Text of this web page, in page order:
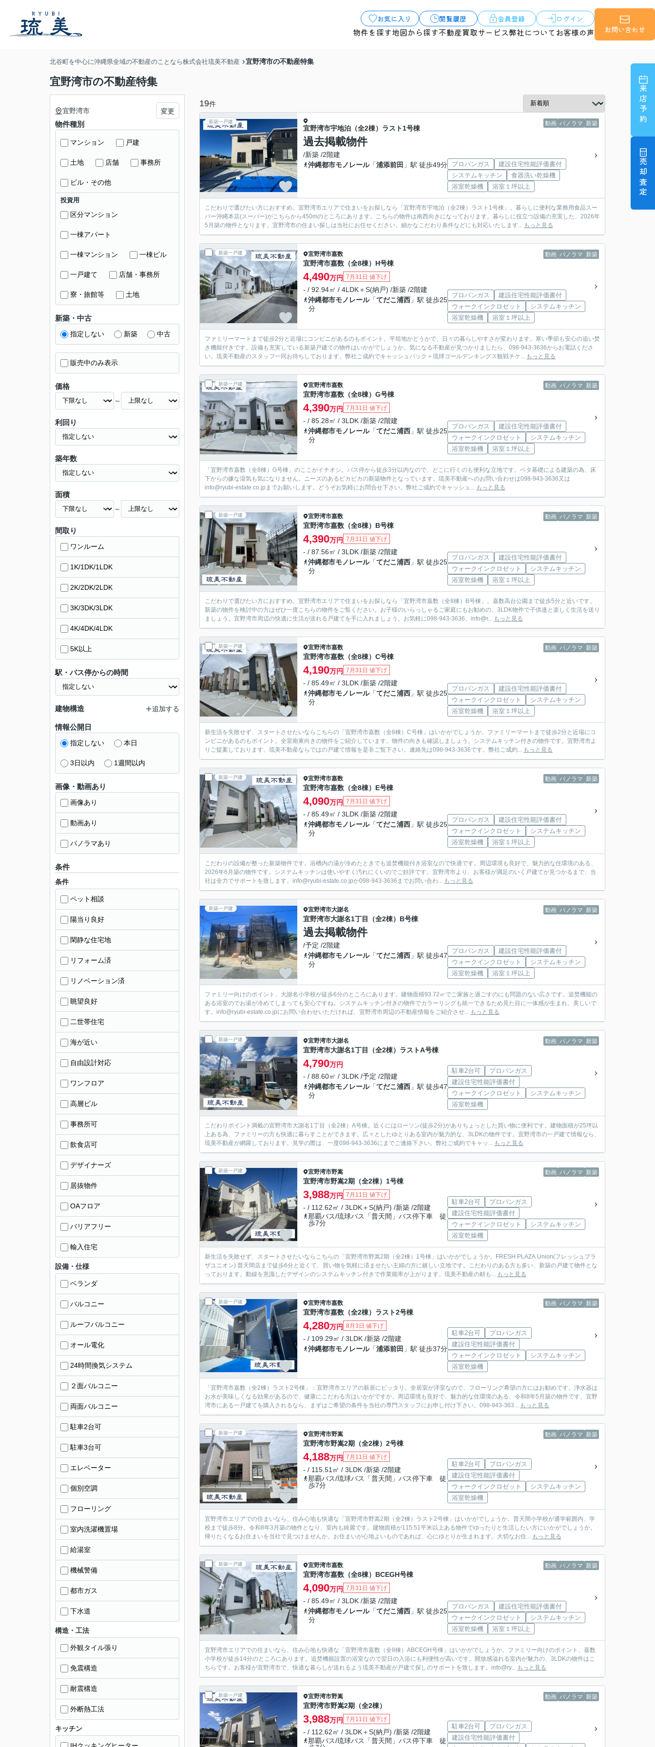
お気に入り 閲覧履歴 会員登録 ログイン
物件を探す地図から探す不動産買取サービス弊社について お客様の声 お問い合わせ
来店予約
売却査定
北谷町を中心に沖縄県全域の不動産のことなら株式会社琉美不動産 宜野湾市の不動産特集
宜野湾市の不動産特集
19件
新築一戸建 動画 パノラマ 新築
宜野湾市宇地泊（全2棟）ラスト1号棟
過去掲載物件
/新築 /2階建
沖縄都市モノレール「浦添前田 」駅 徒歩49分 プロパンガス
建設住宅性能評価書付
システムキッチン
食器洗い乾燥機
浴室乾燥機
浴室１坪以上
こだわりで選びたい方におすすめ。宜野湾市エリアで住まいをお探しなら「宜野湾市宇地泊（全2棟）ラスト1号棟」。暮らしに便利な業務用食品スー
パー沖縄本店(スーパー)がこちらから450mのところにあります。こちらの物件は南西向きになっております。暮らしに役立つ設備の充実した、2026年
5月築の物件となります。宜野湾市の住まい探しは当社にお任せください。細かなこだわり条件などにも対応いたします... もっと見る
新築一戸建 動画 パノラマ 新築
宜野湾市嘉数
宜野湾市嘉数（全8棟）H号棟
4,490万円 7月31日 値下げ
- / 92.94㎡ / 4LDK＋S(納戸) /新築 /2階建
沖縄都市モノレール「てだこ浦西 」駅 徒歩25
分
プロパンガス
建設住宅性能評価書付
ウォークインクロゼット
システムキッチン
浴室乾燥機
浴室１坪以上
ファミリーマートまで徒歩2分と近場にコンビニがあるのもポイント。平坦地かどうかで、日々の暮らしやすさが変わります。寒い季節も安心の追い焚
き機能付きです。設備も充実している新築戸建ての物件はいかがでしょうか。気になる不動産が見つかりましたら、098-943-3636からお電話くださ
い。琉美不動産のスタッフ一同お待ちしております。弊社ご成約でキャッシュバック＋琉球ゴールデンキングス観戦チケ... もっと見る
新築一戸建 動画 パノラマ 新築
宜野湾市嘉数
宜野湾市嘉数（全8棟）G号棟
4,390万円 7月31日 値下げ
- / 85.28㎡ / 3LDK /新築 /2階建
沖縄都市モノレール「てだこ浦西 」駅 徒歩25
分
プロパンガス
建設住宅性能評価書付
ウォークインクロゼット
システムキッチン
浴室乾燥機
浴室１坪以上
「宜野湾市嘉数（全8棟）G号棟」のここがイチオシ。バス停から徒歩3分以内なので、どこに行くのも便利な立地です。ベタ基礎による建築の為、床
下からの嫌な湿気も気になりません。ニーズのあるピカピカの新築物件となっています。琉美不動産へのお問い合わせは098-943-3636又は
info@ryubi-estate.co.jpまでお願いします。どうぞお気軽にお問合せ下さい。弊社ご成約でキャッシュ... もっと見る
新築一戸建 動画 パノラマ 新築
宜野湾市嘉数
宜野湾市嘉数（全8棟）B号棟
4,390万円 7月31日 値下げ
- / 87.56㎡ / 3LDK /新築 /2階建
沖縄都市モノレール「てだこ浦西 」駅 徒歩25
分
プロパンガス
建設住宅性能評価書付
ウォークインクロゼット
システムキッチン
浴室乾燥機
浴室１坪以上
こだわりで選びたい方におすすめ。宜野湾市エリアで住まいをお探しなら「宜野湾市嘉数（全8棟）B号棟」。嘉数高台公園まで徒歩5分と近いです。
新築の物件を検討中の方はぜひ一度こちらの物件をご覧ください。お子様のいらっしゃるご家庭にもお勧めの、3LDK物件で子供達と楽しく生活を送り
ましょう。宜野湾市周辺の快適に生活が送れる戸建てを手に入れましょう。お気軽に098-943-3636、info@r... もっと見る
新築一戸建 動画 パノラマ 新築
宜野湾市嘉数
宜野湾市嘉数（全8棟）C号棟
4,190万円 7月31日 値下げ
- / 85.49㎡ / 3LDK /新築 /2階建
沖縄都市モノレール「てだこ浦西 」駅 徒歩25
分
プロパンガス
建設住宅性能評価書付
ウォークインクロゼット
システムキッチン
浴室乾燥機
浴室１坪以上
新生活を失敗せず、スタートさせたいならこちらの「宜野湾市嘉数（全8棟）C号棟」はいかがでしょうか。ファミリーマートまで徒歩2分と近場にコ
ンビニがあるのもポイント。全室南東向きの物件をご紹介しています。物件の向きも確認しましょう。システムキッチン付きの物件です。宜野湾市よ
りご提案しております、琉美不動産ならではの戸建て情報を是非ご覧下さい。連絡先は098-943-3636です。弊社ご成約... もっと見る
新築一戸建 動画 パノラマ 新築
宜野湾市嘉数
宜野湾市嘉数（全8棟）E号棟
4,090万円 7月31日 値下げ
- / 85.49㎡ / 3LDK /新築 /2階建
沖縄都市モノレール「てだこ浦西 」駅 徒歩25
分
プロパンガス
建設住宅性能評価書付
ウォークインクロゼット
システムキッチン
浴室乾燥機
浴室１坪以上
こだわりの設備が整った新築物件です。浴槽内の湯が冷めたときでも追焚機能付き浴室なので快適です。周辺環境も良好で、魅力的な住環境のある、
2026年6月築の物件です。システムキッチンは使いやすく汚れにくいのでご好評です。宜野湾市より、お客様が満足のいく戸建てが見つかるまで、当
社は全力でサポートを致します。info@ryubi-estate.co.jpか098-943-3636までお問い合わ... もっと見る
新築一戸建 動画 パノラマ 新築
宜野湾市大謝名
宜野湾市大謝名1丁目（全2棟）B号棟
過去掲載物件
/予定 /2階建
沖縄都市モノレール「てだこ浦西 」駅 徒歩47
分
プロパンガス
建設住宅性能評価書付
ウォークインクロゼット
システムキッチン
浴室乾燥機
浴室１坪以上
ファミリー向けのポイント、大謝名小学校が徒歩6分のところにあります。建物面積93.72㎡でご家族と過ごすのにも問題のない広さです。追焚機能の
ある浴室のでお湯が冷めてしまっても安心ですね。システムキッチン付きの物件でカラーリングも統一できるため見た目に一体感が生まれ、美しいで
す。info@ryubi-estate.co.jpにお問い合わせいただければ、宜野湾市周辺の不動産情報をご紹介させ... もっと見る
新築一戸建 動画 パノラマ 新築
宜野湾市大謝名
宜野湾市大謝名1丁目（全2棟）ラストA号棟
4,790万円
- / 88.60㎡ / 3LDK /予定 /2階建
沖縄都市モノレール「てだこ浦西 」駅 徒歩47
分
駐車2台可
プロパンガス
建設住宅性能評価書付
ウォークインクロゼット
システムキッチン
浴室乾燥機
こだわりポイント満載の宜野湾市大謝名1丁目（全2棟）A号棟。近くにはローソン(徒歩2分)がありちょっとした買い物に便利です。建物面積が25坪以
上ある為、ファミリーの方も快適に暮らすことができます。広々としたゆとりある室内が魅力的な、3LDKの物件です。宜野湾市の一戸建て情報なら、
琉美不動産が網羅しております。見学の際は、一度098-943-3636にまでご連絡下さい。弊社ご成約でキャッ... もっと見る
新築一戸建 動画 パノラマ 新築
宜野湾市野嵩
宜野湾市野嵩2期（全2棟）1号棟
3,988万円 7月11日 値下げ
- / 112.62㎡ / 3LDK＋S(納戸) /新築 /2階建
那覇バス/琉球バス「普天間」バス停下車 徒
歩7分
駐車2台可
プロパンガス
建設住宅性能評価書付
ウォークインクロゼット
システムキッチン
浴室乾燥機
新生活を失敗せず、スタートさせたいならこちらの「宜野湾市野嵩2期（全2棟）1号棟」はいかがでしょうか。FRESH PLAZA Union(フレッシュプラ
ザユニオン) 普天間店まで徒歩6分と近くて、買い物を気軽に済ませたい主婦の方に嬉しい立地です。こだわりのある方も多い、新築の戸建て物件とな
っております。動線を意識したデザインのシステムキッチン付きで作業能率が上がります。琉美不動産の頼も... もっと見る
新築一戸建 動画 パノラマ 新築
宜野湾市嘉数
宜野湾市嘉数（全2棟）ラスト2号棟
4,280万円 8月3日 値下げ
- / 109.29㎡ / 3LDK /新築 /2階建
沖縄都市モノレール「浦添前田 」駅 徒歩37分
駐車2台可
プロパンガス
建設住宅性能評価書付
ウォークインクロゼット
システムキッチン
浴室乾燥機
「宜野湾市嘉数（全2棟）ラスト2号棟」：宜野湾市エリアの新居にピッタリ。全居室が洋室なので、フローリング希望の方にはお勧めです。浄水器は
お水が美味しくなる効果があるので、健康にこだわる方はいかがですか。周辺環境も良好で、魅力的な住環境のある、令和8年5月築の物件です。宜野
湾市にある一戸建てを購入されるなら、まずはご希望の条件を当社の専門スタッフにお申し付け下さい。098-943-363... もっと見る
新築一戸建 動画 パノラマ 新築
宜野湾市野嵩
宜野湾市野嵩2期（全2棟）2号棟
4,188万円 7月11日 値下げ
- / 115.51㎡ / 3LDK /新築 /2階建
那覇バス/琉球バス「普天間」バス停下車 徒
歩7分
駐車2台可
プロパンガス
建設住宅性能評価書付
ウォークインクロゼット
システムキッチン
浴室乾燥機
宜野湾市エリアでの住まいなら、住み心地も快適な「宜野湾市野嵩2期（全2棟）ラスト2号棟」はいかがでしょうか。普天間小学校が通学範囲内、学
校まで徒歩8分。令和8年3月築の物件となり、室内も綺麗です。建物面積が115.51平米以上ある物件でゆったりと生活したい方にいかがでしょうか。
帰りたくなるお住まいを当社で見つけませんか。お住まいが心地よいものであれば、心にゆとりが生まれます。大切なお住... もっと見る
新築一戸建 動画 パノラマ 新築
宜野湾市嘉数
宜野湾市嘉数（全8棟）BCEGH号棟
4,090万円 7月31日 値下げ
- / 85.49㎡ / 3LDK /新築 /2階建
沖縄都市モノレール「てだこ浦西 」駅 徒歩25
分
プロパンガス
建設住宅性能評価書付
ウォークインクロゼット
システムキッチン
浴室乾燥機
浴室１坪以上
宜野湾市エリアでの住まいなら、住み心地も快適な「宜野湾市嘉数（全8棟）ABCEGH号棟」はいかがでしょうか。ファミリー向けのポイント、嘉数
小学校が徒歩14分のところにあります。追焚機能設置の浴室なので翌日の入浴にも利便性が高いです。開放感溢れる室内が魅力の、3LDKの物件はこ
ちらです。お客様が宜野湾市で、快適な暮らしが送れるよう琉美不動産が戸建て探しのサポートを致します。info@ry... もっと見る
新築一戸建 動画 パノラマ 新築
宜野湾市野嵩
宜野湾市野嵩2期（全2棟）
3,988万円 7月11日 値下げ
- / 112.62㎡ / 3LDK＋S(納戸) /新築 /2階建
那覇バス/琉球バス「普天間」バス停下車 徒
駐車2台可
プロパンガス
建設住宅性能評価書付
宜野湾市 変更
物件種別
マンション 戸建
土地 店舗 事務所
ビル・その他
投資用
区分マンション
一棟アパート
一棟マンション 一棟ビル
一戸建て 店舗・事務所
寮・旅館等 土地
新築・中古
指定しない 新築 中古
販売中のみ表示
価格
～
利回り
築年数
面積
～
間取り
ワンルーム
1K/1DK/1LDK
2K/2DK/2LDK
3K/3DK/3LDK
4K/4DK/4LDK
5K以上
駅・バス停からの時間
建物構造 追加する
情報公開日
指定しない 本日
3日以内 1週間以内
画像・動画あり
画像あり
動画あり
パノラマあり
条件
条件
ペット相談
陽当り良好
閑静な住宅地
リフォーム済
リノベーション済
眺望良好
二世帯住宅
海が近い
自由設計対応
ワンフロア
高層ビル
事務所可
飲食店可
デザイナーズ
居抜物件
OAフロア
バリアフリー
輸入住宅
設備・仕様
ベランダ
バルコニー
ルーフバルコニー
オール電化
24時間換気システム
２面バルコニー
両面バルコニー
駐車2台可
駐車3台可
エレベーター
個別空調
フローリング
室内洗濯機置場
給湯室
機械警備
都市ガス
下水道
構造・工法
外観タイル張り
免震構造
耐震構造
外断熱工法
キッチン